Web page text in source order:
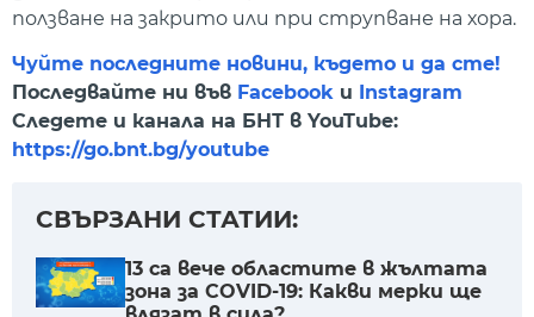
ползване на закрито или при струпване на хора.
Чуйте последните новини, където и да сте!
Последвайте ни във Facebook и
Instagram
Следете и канала на БНТ в YouTube:
https://go.bnt.bg/youtube
СВЪРЗАНИ СТАТИИ:
13 са вече областите в жълтата
зона за COVID-19: Какви мерки ще